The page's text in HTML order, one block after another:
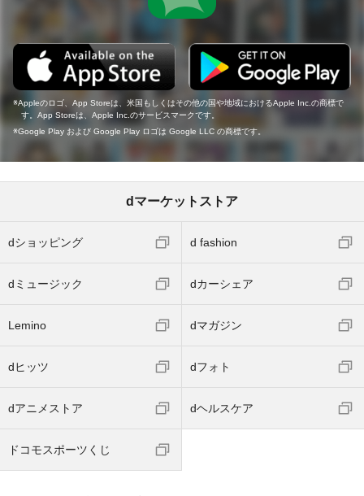
Appleのロゴ、App Storeは、米国もしくはその他の国や地域におけるApple Inc.の商標で
す。App Storeは、Apple Inc.のサービスマークです。
Google Play および Google Play ロゴは Google LLC の商標です。
dマーケットストア
dショッピング d fashion
dミュージック dカーシェア
Lemino dマガジン
dヒッツ dフォト
dアニメストア dヘルスケア
ドコモスポーツくじ